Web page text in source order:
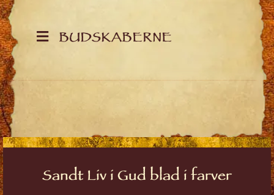
BUDSKABERNE
Sandt Liv i Gud blad i farver